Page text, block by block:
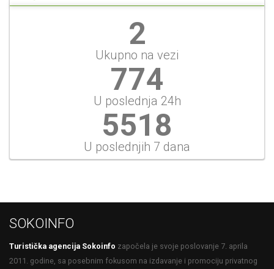
2
Ukupno na vezi
774
U poslednja 24h
5518
U poslednjih 7 dana
SOKOINFO
Turistička agencija Sokoinfo započela je svoje poslovanje 7. aprila
2011. godine, sa posebnim fokusom na izdavanje i promociju privatnog